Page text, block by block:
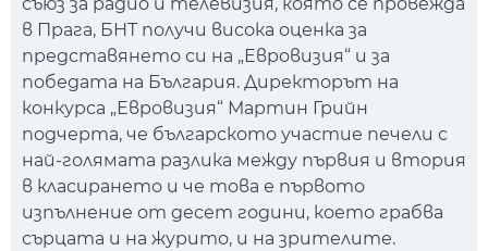
съюз за радио и телевизия, която се провежда
в Прага, БНТ получи висока оценка за
представянето си на „Евровизия“ и за
победата на България. Директорът на
конкурса „Евровизия“ Мартин Грийн
подчерта, че българското участие печели с
най-голямата разлика между първия и втория
в класирането и че това е първото
изпълнение от десет години, което грабва
сърцата и на журито, и на зрителите.